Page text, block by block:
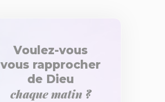
Voulez-vous
vous rapprocher
de Dieu
chaque matin ?